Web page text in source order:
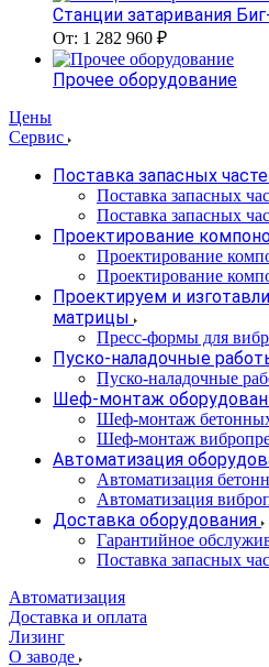
Станции затаривания
От: 1 282 960 ₽
Прочее оборудование
Цены
Сервис
Поставка запасных
Поставка запасных
Поставка запасных
Проектирование
Проектирование
Проектирование
Проектируем и
матрицы
Пресс-формы для
Пуско-наладочные
Пуско-наладочные
Шеф-монтаж
Шеф-монтаж
Шеф-монтаж
Автоматизация
Автоматизация
Автоматизация
Доставка оборудования
Гарантийное
Поставка запасных
Автоматизация
Доставка и оплата
Лизинг
О заводе